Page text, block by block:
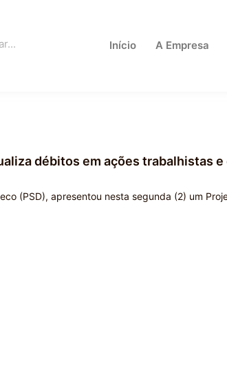
Início A Empresa
débitos em ações trabalhistas
(PSD), apresentou nesta segunda (2) um